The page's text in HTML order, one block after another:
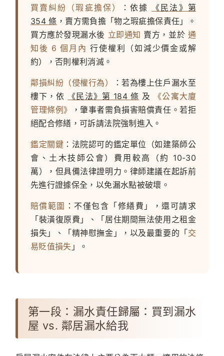
買賣糾紛（瑕疵擔保） ：依據
《民法》第
354 條 ，賣方需負擔「物之瑕疵擔保責任」。
買方應於發現漏水後 立即通知 賣方，並於 通
知後 6 個月內 行使權利（如減少價金或解
約），否則權利消滅。
鄰損糾紛（侵權行為）
：若為樓上住戶漏水至
樓下，依
《民法》第 184 條 及
《公寓大廈
管理條例》
，肇事者需負損害賠償責任。若拒
絕配合修繕，可訴請法院強制進入。
鑑定關鍵 ：法院認可的鑑定單位（如建築師公
會、土木技師公會）費用較高（約 10-30
萬），但具備法律證明力。律師建議在起訴前
先進行證據保全，以免漏水點被破壞。
賠償範圍 ：不僅包含「修繕費」，還可請求
「裝潢復原費」、「居住期間無法使用之租金
損失」、「精神慰撫金」，以及最重要的「交
易貶值損失 」。
第一段：漏水責任歸屬：買到漏水
屋 vs. 鄰居漏水給我